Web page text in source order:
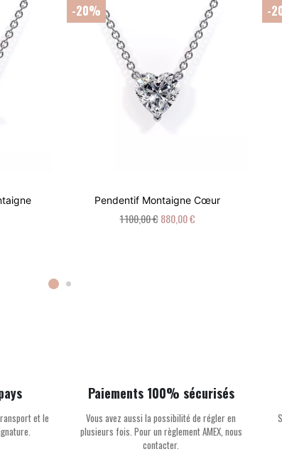
Pendentif Montaigne Cœur
1 100,00 € 880,00 €
-20% -
et le
Paiements 100% sécurisés
Vous avez aussi la possibilité de régler en
plusieurs fois. Pour un règlement AMEX, nous
contacter.